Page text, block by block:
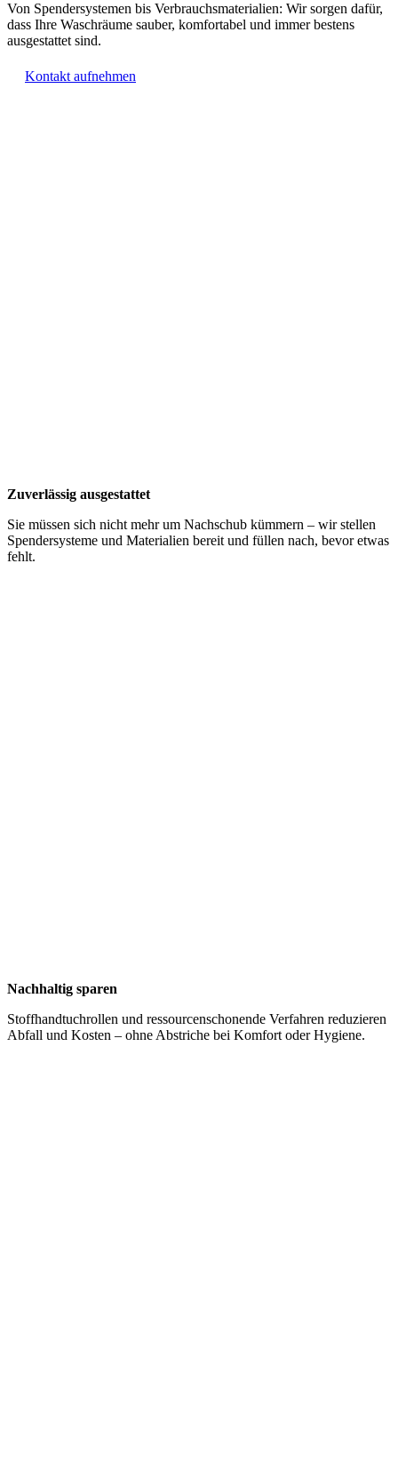
Von Spendersystemen bis Verbrauchsmaterialien: Wir sorgen dafür,
dass Ihre Waschräume sauber, komfortabel und immer bestens
ausgestattet sind.
Kontakt aufnehmen
Zuverlässig ausgestattet
Sie müssen sich nicht mehr um Nachschub kümmern – wir stellen
Spendersysteme und Materialien bereit und füllen nach, bevor etwas
fehlt.
Nachhaltig sparen
Stoffhandtuchrollen und ressourcenschonende Verfahren reduzieren
Abfall und Kosten – ohne Abstriche bei Komfort oder Hygiene.